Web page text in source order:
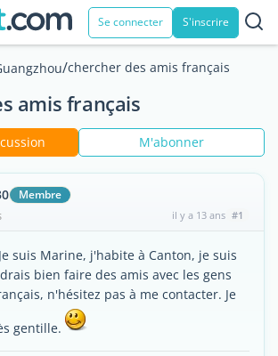
Se connecter S'inscrire
/chercher des amis français
amis français
M'abonner
Membre
il y a 13 ans #1
suis Marine, j'habite à Canton, je suis
bien faire des amis avec les gens
n'hésitez pas à me contacter. Je
gentille.